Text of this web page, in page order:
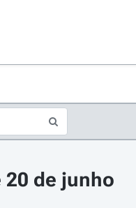
20 de junho